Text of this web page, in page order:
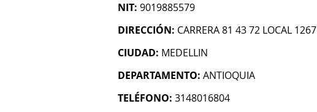
NIT: 9019885579
DIRECCIÓN: CARRERA 81 43 72 LOCAL 1267
CIUDAD: MEDELLIN
DEPARTAMENTO: ANTIOQUIA
TELÉFONO: 3148016804